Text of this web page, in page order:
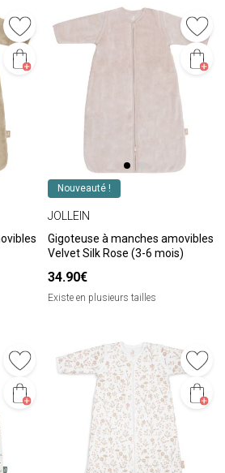
Nouveauté !
JOLLEIN
Gigoteuse à manches amovibles
Velvet Silk Rose (3-6 mois)
34.90€
Existe en plusieurs tailles